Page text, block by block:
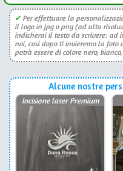
✓Per effettuare la
il logo in jpg o png (ad alta
indicherai il testo da scrivere: ad
noi, così dopo ti invieremo la foto
potrà essere di colore nero,
Alcune nostre
Incisione laser Premium